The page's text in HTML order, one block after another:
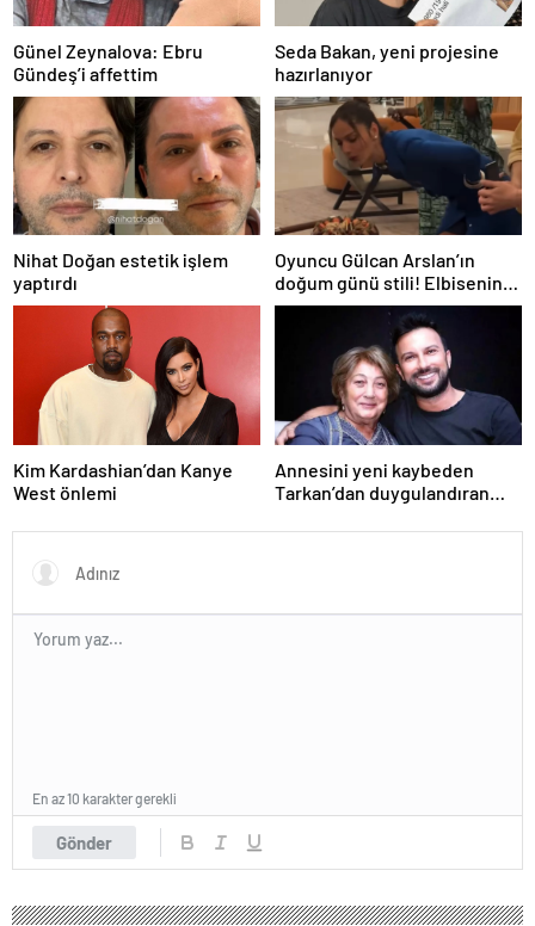
Günel Zeynalova: Ebru
Gündeş’i affettim
Seda Bakan, yeni projesine
hazırlanıyor
Nihat Doğan estetik işlem
yaptırdı
Oyuncu Gülcan Arslan’ın
doğum günü stili! Elbisenin
düğmelerini kapatmadı
Kim Kardashian’dan Kanye
West önlemi
Annesini yeni kaybeden
Tarkan’dan duygulandıran
yaşananları ilk kez anlattı
Gönder
En az 10 karakter gerekli